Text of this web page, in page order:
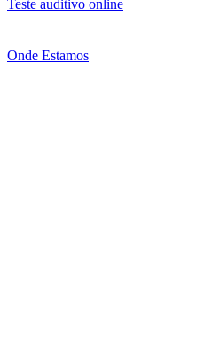
Teste auditivo online
Onde Estamos